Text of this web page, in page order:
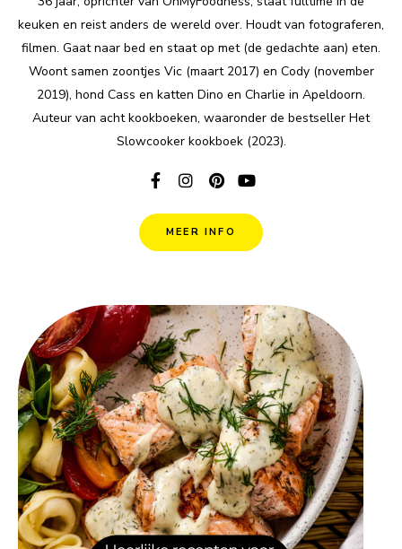
keuken en reist anders de wereld over. Houdt van fotograferen,
filmen. Gaat naar bed en staat op met (de gedachte aan) eten.
Woont samen zoontjes Vic (maart 2017) en Cody (november
2019), hond Cass en katten Dino en Charlie in Apeldoorn.
Auteur van acht kookboeken, waaronder de bestseller Het
Slowcooker kookboek (2023).
MEER INFO